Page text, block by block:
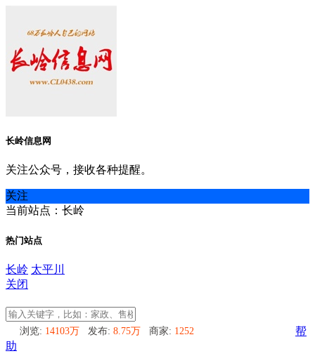
长岭信息网
关注公众号，接收各种提醒。
关注
当前站点：长岭
热门站点
长岭 太平川
关闭
浏览: 14103万 发布: 8.75万 商家: 1252
帮
助